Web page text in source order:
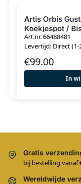
Artis Orbis
Koekjespot /
Art.nr. 66488481
Levertijd: Direct
€99.00
In
Gratis
bij bestelling vanaf
Wereldwijde